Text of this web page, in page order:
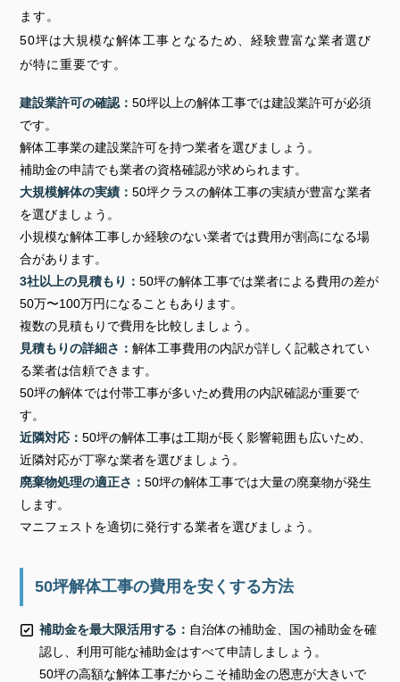
ます。
50坪は大規模な解体工事となるため、経験豊富な業者選び
が特に重要です。
建設業許可の確認：50坪以上の解体工事では建設業許可が必須
です。
解体工事業の建設業許可を持つ業者を選びましょう。
補助金の申請でも業者の資格確認が求められます。
大規模解体の実績：50坪クラスの解体工事の実績が豊富な業者
を選びましょう。
小規模な解体工事しか経験のない業者では費用が割高になる場
合があります。
3社以上の見積もり：50坪の解体工事では業者による費用の差が
50万〜100万円になることもあります。
複数の見積もりで費用を比較しましょう。
見積もりの詳細さ：解体工事費用の内訳が詳しく記載されてい
る業者は信頼できます。
50坪の解体では付帯工事が多いため費用の内訳確認が重要で
す。
近隣対応：50坪の解体工事は工期が長く影響範囲も広いため、
近隣対応が丁寧な業者を選びましょう。
廃棄物処理の適正さ：50坪の解体工事では大量の廃棄物が発生
します。
マニフェストを適切に発行する業者を選びましょう。
50坪解体工事の費用を安くする方法
補助金を最大限活用する： 自治体の補助金、国の補助金を確
認し、利用可能な補助金はすべて申請しましょう。
50坪の高額な解体工事だからこそ補助金の恩恵が大きいで